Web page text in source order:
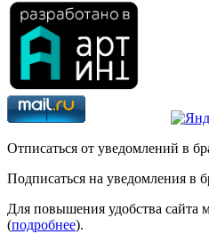
Отписаться от уведомлений в
Подписаться на уведомления в
Для повышения удобства сайта
(подробнее).